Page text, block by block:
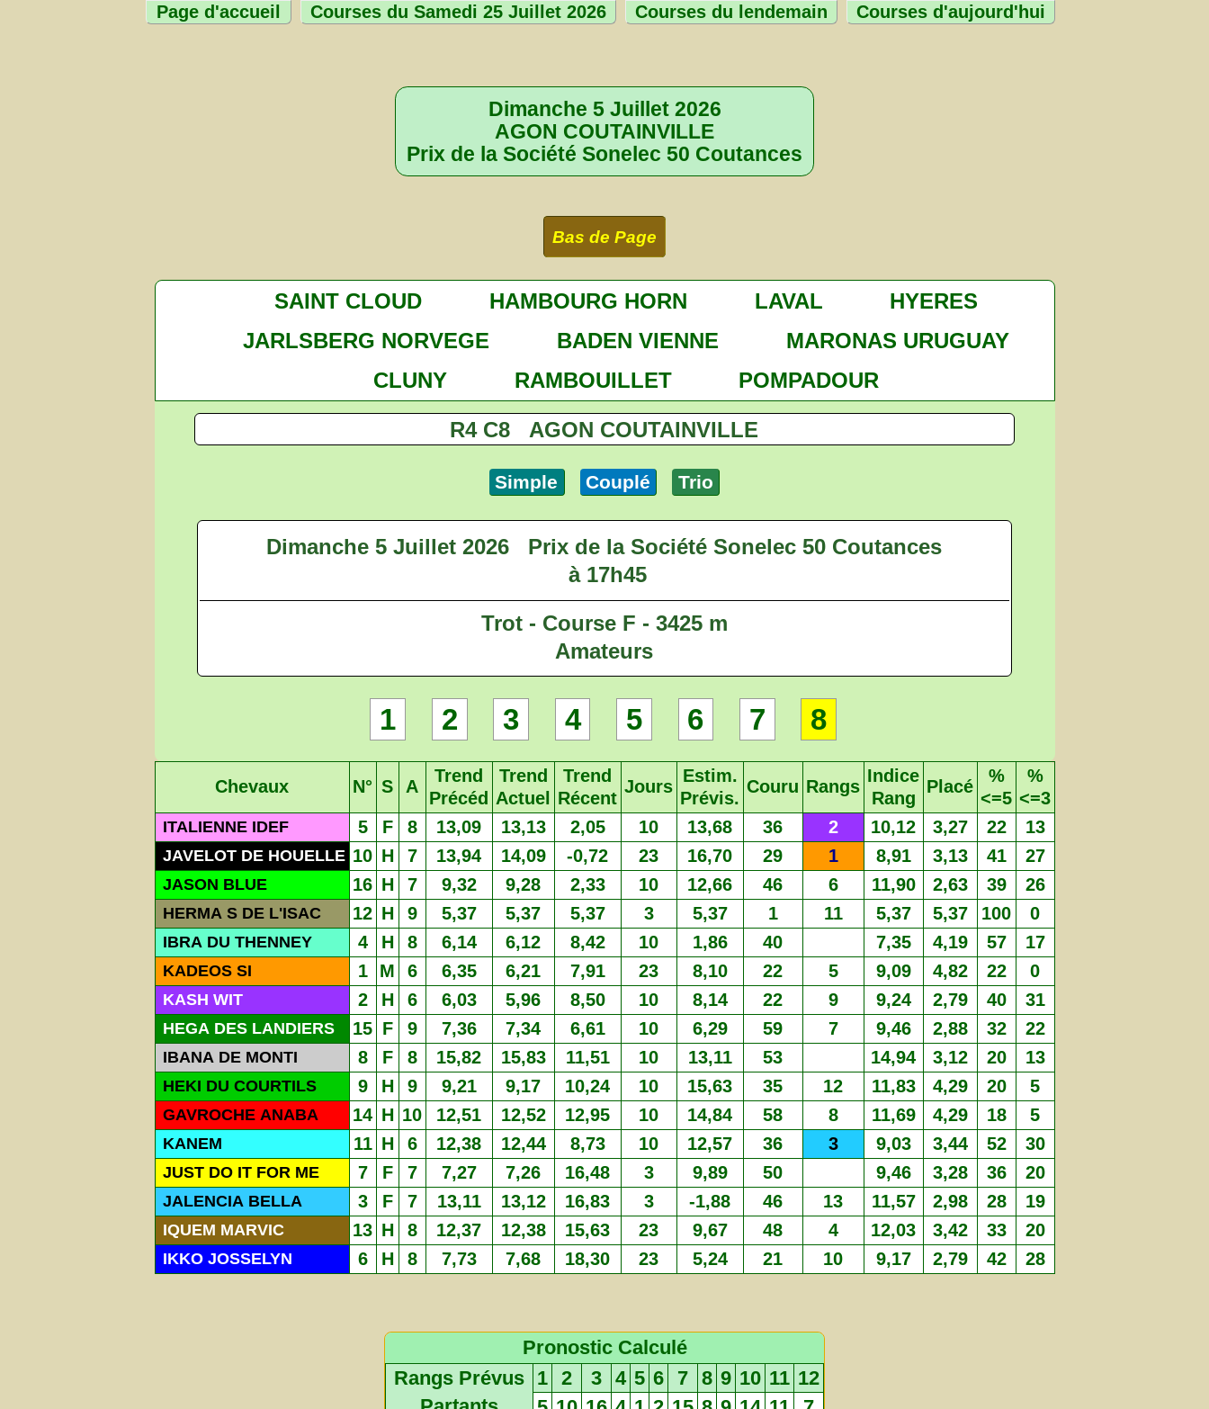
Page d'accueil Courses du Samedi 25 Juillet 2026 Courses du lendemain Courses d'aujourd'hui
Dimanche 5 Juillet 2026
AGON COUTAINVILLE
Prix de la Société Sonelec 50 Coutances
Bas de Page
SAINT CLOUD HAMBOURG HORN LAVAL
HYERES
JARLSBERG NORVEGE
BADEN VIENNE
MARONAS URUGUAY
CLUNY
RAMBOUILLET POMPADOUR
R4 C8 AGON COUTAINVILLE
Simple Couplé Trio
Dimanche 5 Juillet 2026
Prix de la Société Sonelec 50 Coutances
à 17h45
Trot - Course F - 3425 m
Amateurs
1 2 3 4 5 6 7 8
Chevaux N° S A
Trend
Précéd
Trend
Actuel
Trend
Récent
Jours
Estim.
Prévis.
Couru Rangs
Indice
Rang
Placé
%
<=5
%
<=3
ITALIENNE IDEF 5 F 8 13,09 13,13 2,05 10 13,68 36 2 10,12 3,27 22 13
JAVELOT DE HOUELLE 10 H 7 13,94 14,09 -0,72 23 16,70 29 1 8,91 3,13 41 27
JASON BLUE 16 H 7 9,32 9,28 2,33 10 12,66 46 6 11,90 2,63 39 26
HERMA S DE L'ISAC 12 H 9 5,37 5,37 5,37 3 5,37 1 11 5,37 5,37 100 0
IBRA DU THENNEY 4 H 8 6,14 6,12 8,42 10 1,86 40 7,35 4,19 57 17
KADEOS SI 1 M 6 6,35 6,21 7,91 23 8,10 22 5 9,09 4,82 22 0
KASH WIT 2 H 6 6,03 5,96 8,50 10 8,14 22 9 9,24 2,79 40 31
HEGA DES LANDIERS 15 F 9 7,36 7,34 6,61 10 6,29 59 7 9,46 2,88 32 22
IBANA DE MONTI 8 F 8 15,82 15,83 11,51 10 13,11 53 14,94 3,12 20 13
HEKI DU COURTILS 9 H 9 9,21 9,17 10,24 10 15,63 35 12 11,83 4,29 20 5
GAVROCHE ANABA 14 H 10 12,51 12,52 12,95 10 14,84 58 8 11,69 4,29 18 5
KANEM 11 H 6 12,38 12,44 8,73 10 12,57 36 3 9,03 3,44 52 30
JUST DO IT FOR ME 7 F 7 7,27 7,26 16,48 3 9,89 50 9,46 3,28 36 20
JALENCIA BELLA 3 F 7 13,11 13,12 16,83 3 -1,88 46 13 11,57 2,98 28 19
IQUEM MARVIC 13 H 8 12,37 12,38 15,63 23 9,67 48 4 12,03 3,42 33 20
IKKO JOSSELYN 6 H 8 7,73 7,68 18,30 23 5,24 21 10 9,17 2,79 42 28
Pronostic Calculé
Rangs Prévus 1 2 3 4 5 6 7 8 9 10 11 12